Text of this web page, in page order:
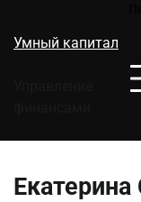
содержимому
Умный капитал